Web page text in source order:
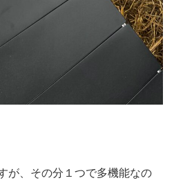
が、その分１つで多機能なの